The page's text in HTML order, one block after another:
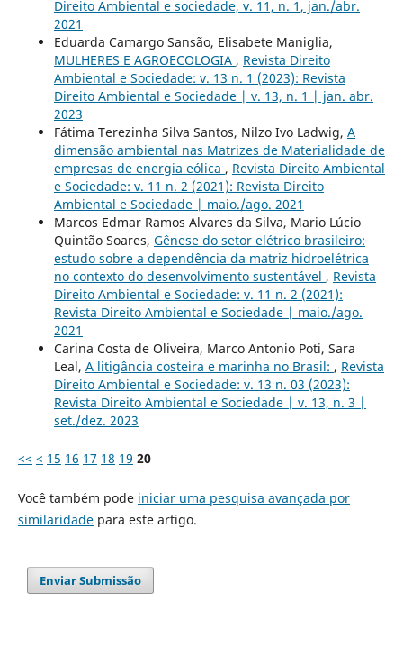
Direito Ambiental e sociedade, v. 11, n. 1, jan./abr.
2021
Eduarda Camargo Sansão, Elisabete Maniglia,
MULHERES E AGROECOLOGIA , Revista Direito
Ambiental e Sociedade: v. 13 n. 1 (2023): Revista
Direito Ambiental e Sociedade | v. 13, n. 1 | jan. abr.
2023
Fátima Terezinha Silva Santos, Nilzo Ivo Ladwig, A
dimensão ambiental nas Matrizes de Materialidade de
empresas de energia eólica , Revista Direito Ambiental
e Sociedade: v. 11 n. 2 (2021): Revista Direito
Ambiental e Sociedade | maio./ago. 2021
Marcos Edmar Ramos Alvares da Silva, Mario Lúcio
Quintão Soares, Gênese do setor elétrico brasileiro:
estudo sobre a dependência da matriz hidroelétrica
no contexto do desenvolvimento sustentável , Revista
Direito Ambiental e Sociedade: v. 11 n. 2 (2021):
Revista Direito Ambiental e Sociedade | maio./ago.
2021
Carina Costa de Oliveira, Marco Antonio Poti, Sara
Leal, A litigância costeira e marinha no Brasil: , Revista
Direito Ambiental e Sociedade: v. 13 n. 03 (2023):
Revista Direito Ambiental e Sociedade | v. 13, n. 3 |
set./dez. 2023
<< < 15 16 17 18 19 20
Você também pode iniciar uma pesquisa avançada por
similaridadepara este artigo.
Enviar Submissão